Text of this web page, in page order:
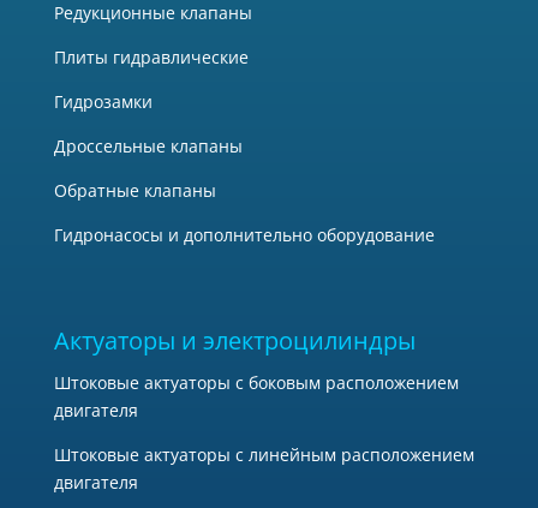
Редукционные клапаны
Плиты гидравлические
Гидрозамки
Дроссельные клапаны
Обратные клапаны
Гидронасосы и дополнительно оборудование
Актуаторы и электроцилиндры
Штоковые актуаторы с боковым расположением
двигателя
Штоковые актуаторы с линейным расположением
двигателя